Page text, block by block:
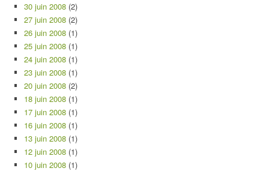
30 juin 2008 (2)
27 juin 2008 (2)
26 juin 2008 (1)
25 juin 2008 (1)
24 juin 2008 (1)
23 juin 2008 (1)
20 juin 2008 (2)
18 juin 2008 (1)
17 juin 2008 (1)
16 juin 2008 (1)
13 juin 2008 (1)
12 juin 2008 (1)
10 juin 2008 (1)